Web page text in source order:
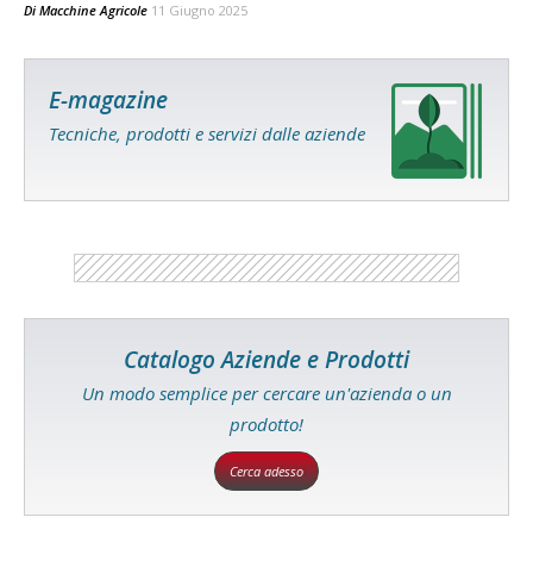
Di Macchine Agricole 11 Giugno 2025
E-magazine
Tecniche, prodotti e servizi dalle aziende
Catalogo Aziende e Prodotti
Un modo semplice per cercare un'azienda o un
prodotto!
Cerca adesso